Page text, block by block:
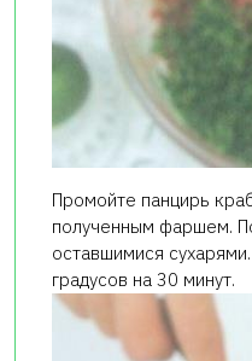
Промойте панцирь
полученным фаршем.
оставшимися
градусов на 30 минут.